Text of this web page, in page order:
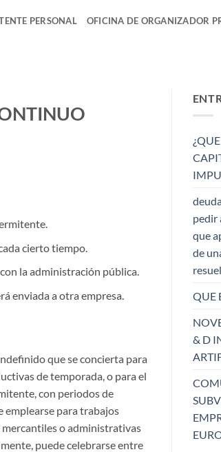
PERSONAL OFICINA DE ORGANIZADOR
cierto tiempo.
la administración pública.
enviada a otra empresa.
que se concierta para
de temporada, o para el
con periodos de
emplearse para trabajos
mercantiles o administrativas
puede celebrarse entre
pedir
que
de
QUE
& D